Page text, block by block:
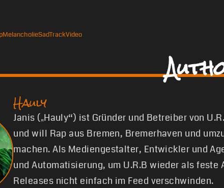
MelancholieSadTrackVideo
Hauly
Janis („Hauly“) ist Gründer und Betreiber von
und will Rap aus Bremen, Bremerhaven und
machen. Als Mediengestalter, Entwickler und
und Automatisierung, um U.R.B wieder als
Releases nicht einfach im Feed verschwinden.